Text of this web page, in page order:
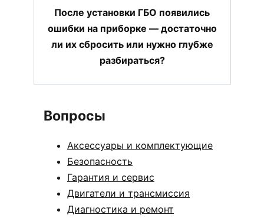
После установки ГБО появились
ошибки на приборке — достаточно
ли их сбросить или нужно глубже
разбираться?
Вопросы
Аксессуары и комплектующие
Безопасность
Гарантия и сервис
Двигатели и трансмиссия
Диагностика и ремонт